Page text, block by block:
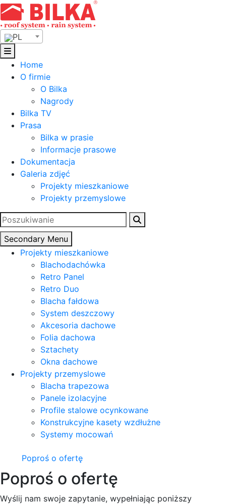
Skip
to
content
PL
Home
O firmie
O Bilka
Nagrody
Bilka TV
Prasa
Bilka w prasie
Informacje prasowe
Dokumentacja
Galeria zdjęć
Projekty mieszkaniowe
Projekty przemyslowe
Szukaj:
Secondary Menu
Projekty mieszkaniowe
Blachodachówka
Retro Panel
Retro Duo
Blacha fałdowa
System deszczowy
Akcesoria dachowe
Folia dachowa
Sztachety
Okna dachowe
Projekty przemyslowe
Blacha trapezowa
Panele izolacyjne
Profile stalowe ocynkowane
Konstrukcyjne kasety wzdłużne
Systemy mocowań
Poproś o ofertę
Poproś o ofertę
Wyślij nam swoje zapytanie, wypełniając poniższy